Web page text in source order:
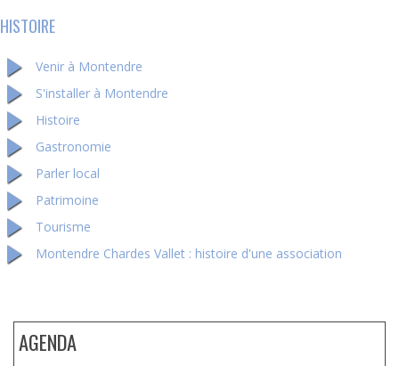
HISTOIRE
Venir à Montendre
S'installer à Montendre
Histoire
Gastronomie
Parler local
Patrimoine
Tourisme
Montendre Chardes Vallet : histoire d'une association
AGENDA